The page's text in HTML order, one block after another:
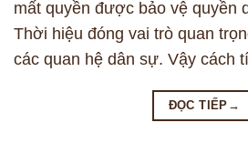
mất quyền được bảo vệ quyền
Thời hiệu đóng vai trò quan
các quan hệ dân sự. Vậy cách
ĐỌC TIẾP →